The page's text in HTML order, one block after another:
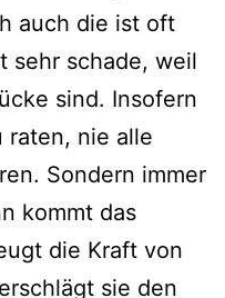
auch die ist oft
sehr schade, weil
sind. Insofern
raten, nie alle
Sondern immer
kommt das
die Kraft von
sie den